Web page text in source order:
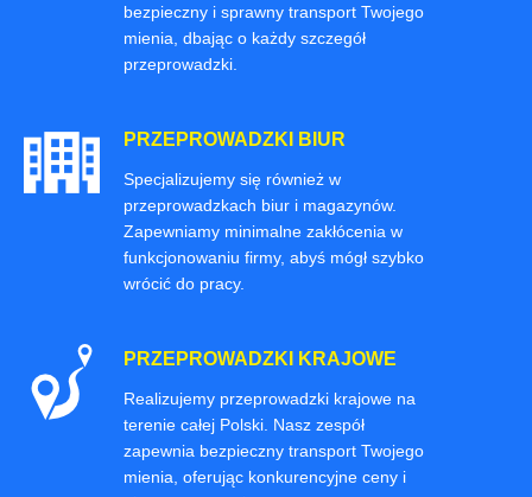
bezpieczny i sprawny transport Twojego
mienia, dbając o każdy szczegół
przeprowadzki.
PRZEPROWADZKI BIUR
Specjalizujemy się również w
przeprowadzkach biur i magazynów.
Zapewniamy minimalne zakłócenia w
funkcjonowaniu firmy, abyś mógł szybko
wrócić do pracy.
PRZEPROWADZKI KRAJOWE
Realizujemy przeprowadzki krajowe na
terenie całej Polski. Nasz zespół
zapewnia bezpieczny transport Twojego
mienia, oferując konkurencyjne ceny i